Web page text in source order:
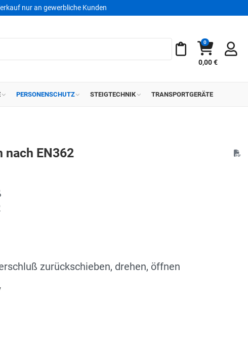
nur an gewerbliche Kunden
Meine Merkliste
Warenkorb
0
0,00 €
PERSONENSCHUTZ STEIGTECHNIK TRANSPORTGERÄTE
nach EN362
zurückschieben, drehen, öffnen